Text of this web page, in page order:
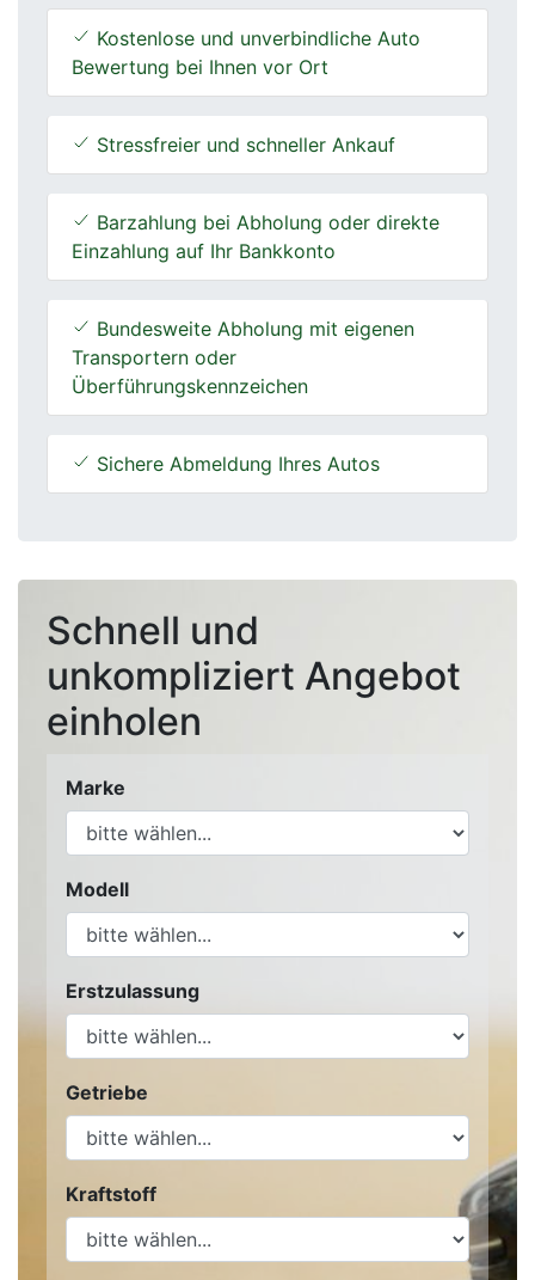
Kostenlose und unverbindliche Auto
Bewertung bei Ihnen vor Ort
Stressfreier und schneller Ankauf
Barzahlung bei Abholung oder direkte
Einzahlung auf Ihr Bankkonto
Bundesweite Abholung mit eigenen
Transportern oder
Überführungskennzeichen
Sichere Abmeldung Ihres Autos
Schnell und
unkompliziert Angebot
einholen
Marke
Modell
Erstzulassung
Getriebe
Kraftstoff